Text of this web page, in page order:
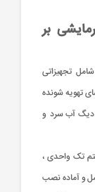
بر
تجهیزاتی
تهویه شونده
دیگ آب سرد و
تک واحدی ،
و آماده نصب